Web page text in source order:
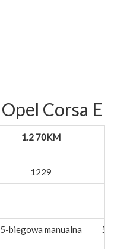
Corsa E
1.2 70KM
1229
5-biegowa manualna 5-